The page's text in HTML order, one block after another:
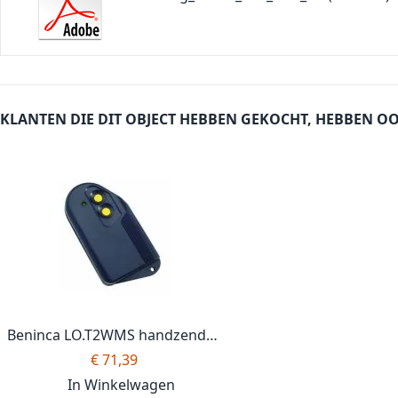
KLANTEN DIE DIT OBJECT HEBBEN GEKOCHT, HEBBEN
Beninca LO.T2WMS handzender,
afstandbediening, 2 kanaals
€ 71,39
In Winkelwagen